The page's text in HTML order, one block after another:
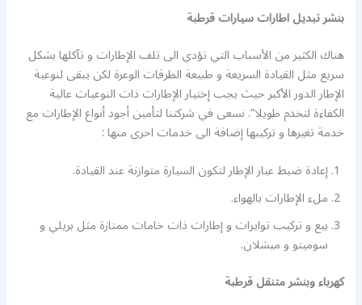
بنشر تبديل اطارات سيارات قرطبة
هناك الكثير من الأسباب التي تؤدي الى تلف الإطارات و تآكلها بشكل
سريع مثل القيادة السريعة و طبيعة الطرقات الوعرة لكن يبقى لنوعية
الإطار الدور الأكبر حيث يجب إختيار الإطارات ذات النوعيات عالية
الكفاءة لتخدم طويلا”. نسعى في شركتنا لتأمين أجود أنواع الإطارات مع
خدمة تغيرها و تركيبها إضافة الى خدمات اخرى منها :
إعادة ضبط عيار الإطار لتكون السيارة متوازنة عند القيادة.
ملء الإطارات بالهواء.
بيع و تركيب توايرات و إطارات ذات خامات ممتازة مثل بريلي و
سوميتو و ميشلان.
كهرباء وبنشر متنقل قرطبة